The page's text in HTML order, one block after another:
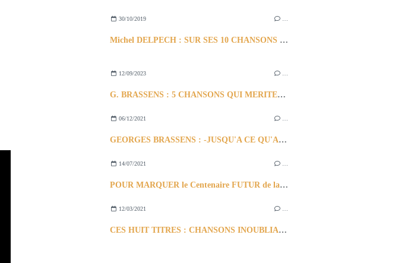
30/10/2019
Michel DELPECH : SUR SES 10 CHANSONS CONSIDEREES INCONTOURNABLES -
12/09/2023
G. BRASSENS : 5 CHANSONS QUI MERITENT UNE REECOUTE;.....
06/12/2021
GEORGES BRASSENS : -JUSQU'A CE QU'AMOUR S'ENSUIVE- Quelques CHANSONS ASSOCIEES AU TITRE
14/07/2021
POUR MARQUER le Centenaire FUTUR de la Naissance de Georges BRASSENS :PARLONS de S E T E -
12/03/2021
CES HUIT TITRES : CHANSONS INOUBLIABLES et Parmi tant d'Autres... de: Georges BRASSENS